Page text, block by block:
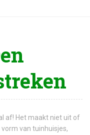
af! Het maakt niet uit of
van tuinhuisjes,